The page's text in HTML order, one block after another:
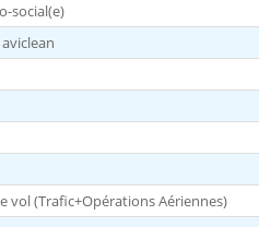
social(e)
vol (Trafic+Opérations Aériennes)